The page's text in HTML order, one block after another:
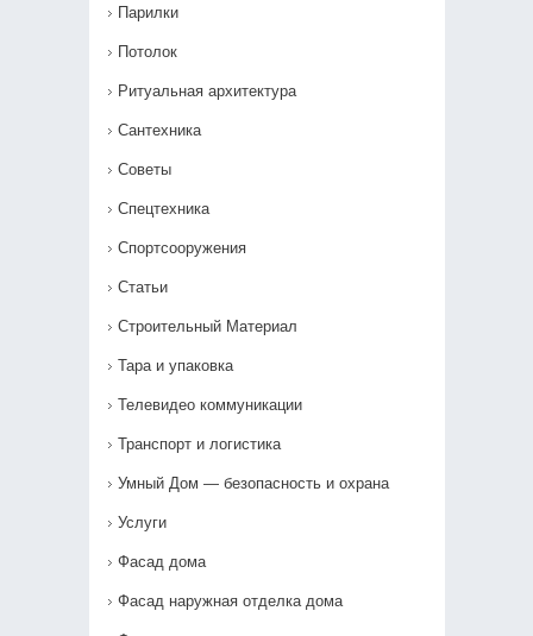
Парилки
Потолок
Ритуальная архитектура
Сантехника
Советы
Спецтехника
Спортсооружения
Статьи
Строительный Материал
Тара и упаковка
Телевидео коммуникации
Транспорт и логистика
Умный Дом — безопасность и охрана
Услуги
Фасад дома
Фасад наружная отделка дома